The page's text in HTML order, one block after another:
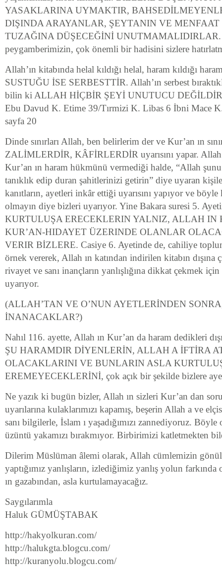
YASAKLARINA UYMAKTIR,
DIŞINDA ARAYANLAR, ŞEYTANIN VE
TUZAĞINA DÜŞECEĞİNİ UNUTMAMALIDIRLAR.
peygamberimizin, çok önemli bir hadisini sizlere
Allah’ın kitabında helal kıldığı helal, haram kıldığı
SUSTUĞU İSE SERBESTTİR. Allah’ın serbest
bilin ki ALLAH HİÇBİR ŞEYİ UNUTUCU
Ebu Davud K. Etime 39/Tırmizi K. Libas 6 İbni Mace
sayfa 20
Dinde sınırları Allah, ben belirlerim der ve Kur’an ın
ZALİMLERDİR, KÂFİRLERDİR uyarısını yapar.
Kur’an ın haram hükmünü vermediği halde, “Allah
tanıklık edip duran şahitlerinizi getirin” diye uyaran
kanıtların, ayetleri inkâr ettiği uyarısını yapıyor ve
olmayın diye bizleri uyarıyor. Yine Bakara suresi 5.
KURTULUŞA ERECEKLERIN YALNIZ, ALLAH IN
KUR’AN-HIDAYET ÜZERINDE OLANLAR
VERIR BİZLERE. Casiye 6. Ayetinde de, cahiliye
örnek vererek, Allah ın katından indirilen kitabın dışına
rivayet ve sanı inançların yanlışlığına dikkat çekmek için
uyarıyor.
(ALLAH’TAN VE O’NUN AYETLERİNDEN
İNANACAKLAR?)
Nahıl 116. ayette, Allah ın Kur’an da haram dedikleri
ŞU HARAMDIR DİYENLERİN, ALLAH A İFTİRA
OLACAKLARINI VE BUNLARIN ASLA
EREMEYECEKLERİNİ, çok açık bir şekilde bizlere
Ne yazık ki bugün bizler, Allah ın sizleri Kur’an dan
uyarılarına kulaklarımızı kapamış, beşerin Allah a ve
sanı bilgilerle, İslam ı yaşadığımızı zannediyoruz. Böyle
üzüntü yakamızı bırakmıyor. Birbirimizi katletmekten
Dilerim Müslüman âlemi olarak, Allah cümlemizin gönül
yaptığımız yanlışların, izlediğimiz yanlış yolun
ın gazabından, asla kurtulamayacağız.
Saygılarımla
Haluk GÜMÜŞTABAK
http://hakyolkuran.com/
http://halukgta.blogcu.com/
http://kuranyolu.blogcu.com/